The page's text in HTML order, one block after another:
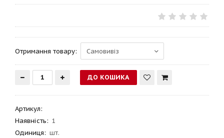
Отримання товару:
Артикул:
Наявність: 1
Одиниця: шт.